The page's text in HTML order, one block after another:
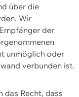
über die
Wir
der
unmöglich oder
verbunden ist.
das Recht, dass